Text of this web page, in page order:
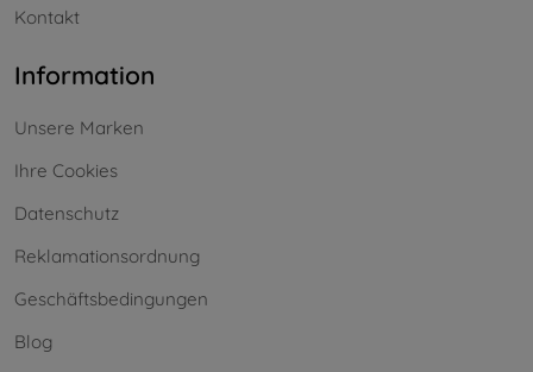
Kontakt
Information
Unsere Marken
Ihre Cookies
Datenschutz
Reklamationsordnung
Geschäftsbedingungen
Blog